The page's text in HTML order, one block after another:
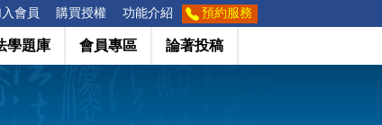
會員 購買授權 功能介紹 預約服務
學題庫 會員專區 論著投稿